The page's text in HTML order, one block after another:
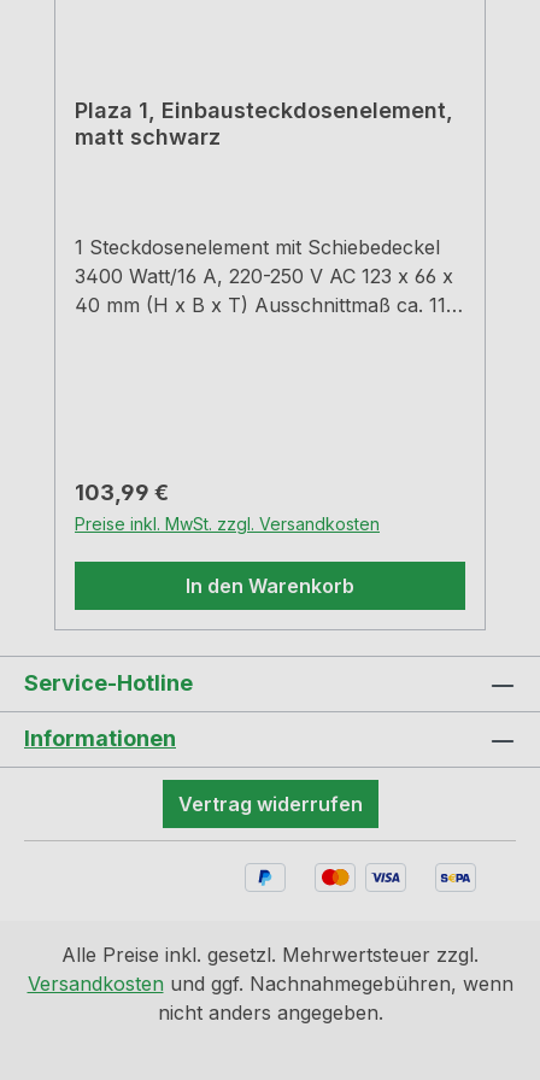
Plaza 1, Einbausteckdosenelement,
matt schwarz
1 Steckdosenelement mit Schiebedeckel
3400 Watt/16 A, 220-250 V AC 123 x 66 x
40 mm (H x B x T) Ausschnittmaß ca. 114
Regulärer Preis:
103,99 €
Preise inkl. MwSt. zzgl. Versandkosten
In den Warenkorb
Service-Hotline
Informationen
Vertrag widerrufen
Alle Preise inkl. gesetzl. Mehrwertsteuer zzgl.
Versandkosten und ggf. Nachnahmegebühren, wenn
nicht anders angegeben.